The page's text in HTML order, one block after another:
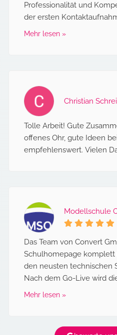
Professionalität und
der ersten
Mehr lesen »
Christian
Tolle Arbeit! Gute
offenes Ohr, gute Ideen
empfehlenswert. Vielen
Modellschule
Das Team von Convert
Schulhomepage
den neusten technischen
Nach dem Go-Live wird
Mehr lesen »